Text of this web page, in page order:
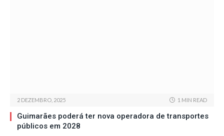
2 DEZEMBRO, 2025 1 MIN READ
Guimarães poderá ter nova operadora de transportes
públicos em 2028